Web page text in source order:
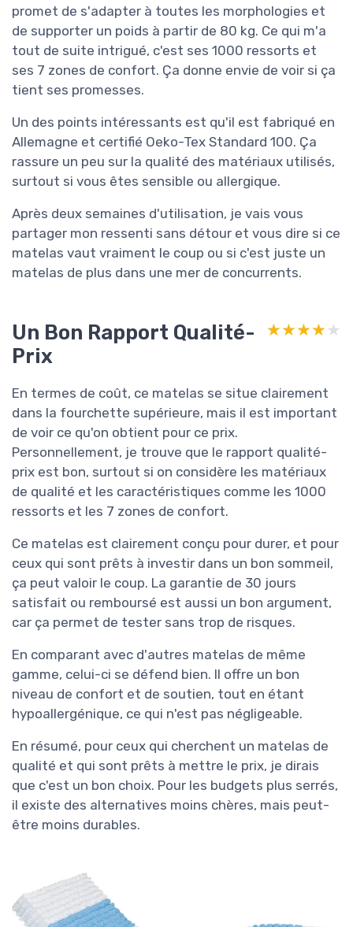
promet de s'adapter à toutes les morphologies et
de supporter un poids à partir de 80 kg. Ce qui m'a
tout de suite intrigué, c'est ses 1000 ressorts et
ses 7 zones de confort. Ça donne envie de voir si ça
tient ses promesses.
Un des points intéressants est qu'il est fabriqué en
Allemagne et certifié Oeko-Tex Standard 100. Ça
rassure un peu sur la qualité des matériaux utilisés,
surtout si vous êtes sensible ou allergique.
Après deux semaines d'utilisation, je vais vous
partager mon ressenti sans détour et vous dire si ce
matelas vaut vraiment le coup ou si c'est juste un
matelas de plus dans une mer de concurrents.
Un Bon Rapport Qualité-
Prix
★★★★★
★★★★★
En termes de coût, ce matelas se situe clairement
dans la fourchette supérieure, mais il est important
de voir ce qu'on obtient pour ce prix.
Personnellement, je trouve que le rapport qualité-
prix est bon, surtout si on considère les matériaux
de qualité et les caractéristiques comme les 1000
ressorts et les 7 zones de confort.
Ce matelas est clairement conçu pour durer, et pour
ceux qui sont prêts à investir dans un bon sommeil,
ça peut valoir le coup. La garantie de 30 jours
satisfait ou remboursé est aussi un bon argument,
car ça permet de tester sans trop de risques.
En comparant avec d'autres matelas de même
gamme, celui-ci se défend bien. Il offre un bon
niveau de confort et de soutien, tout en étant
hypoallergénique, ce qui n'est pas négligeable.
En résumé, pour ceux qui cherchent un matelas de
qualité et qui sont prêts à mettre le prix, je dirais
que c'est un bon choix. Pour les budgets plus serrés,
il existe des alternatives moins chères, mais peut-
être moins durables.